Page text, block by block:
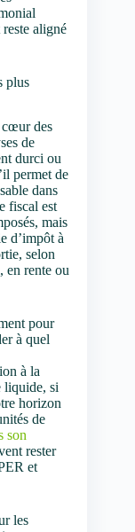
aligné
plus
cœur des
de
durci ou
permet de
dans
fiscal est
mais
d’impôt à
selon
en rente ou
pour
à quel
à la
liquide, si
horizon
de
son
rester
et
les